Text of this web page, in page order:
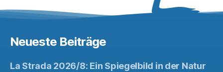
Neueste Beiträge
La Strada 2026/8: Ein Spiegelbild in der Natur